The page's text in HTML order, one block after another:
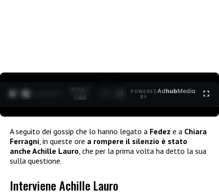
0:15 /
1:40
POWERED
BY
AdhubMedia
A seguito dei gossip che lo hanno legato a Fedez e a Chiara
Ferragni , in queste ore a rompere il silenzio è stato
anche Achille Lauro , che per la prima volta ha detto la sua
sulla questione.
Interviene Achille Lauro